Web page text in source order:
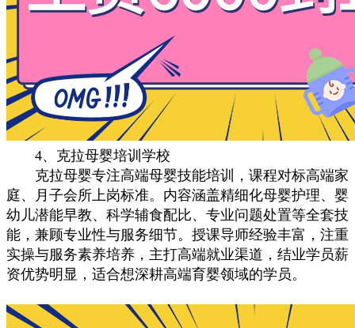
4、克拉母婴培训学校
克拉母婴专注高端母婴技能培训，课程对标高端家
庭、月子会所上岗标准。内容涵盖精细化母婴护理、婴
幼儿潜能早教、科学辅食配比、专业问题处置等全套技
能，兼顾专业性与服务细节。授课导师经验丰富，注重
实操与服务素养培养，主打高端就业渠道，结业学员薪
资优势明显，适合想深耕高端育婴领域的学员。